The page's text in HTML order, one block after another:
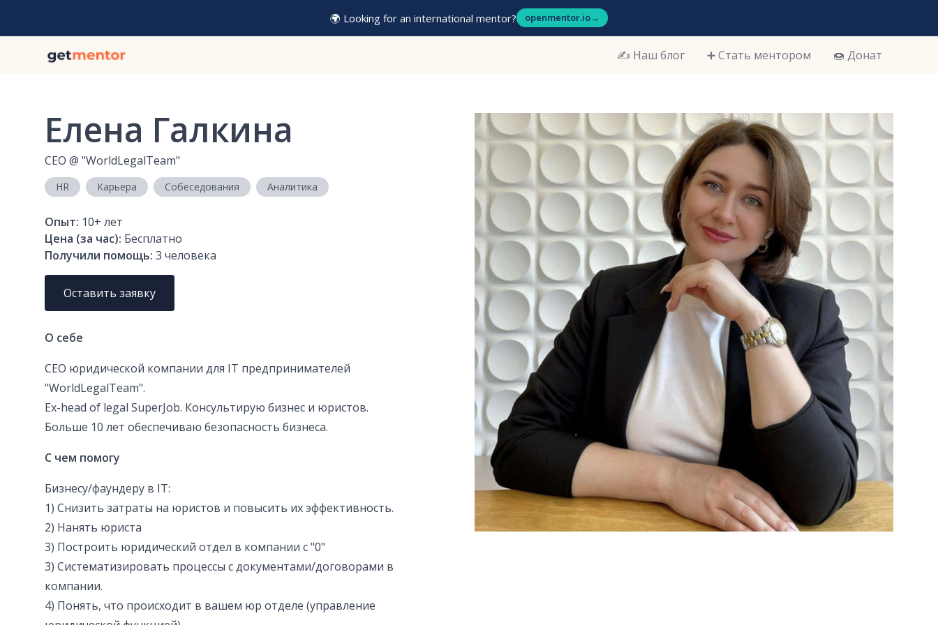
🌍 Looking for an international mentor? openmentor.io→
✍️ Наш блог ➕ Стать ментором 🍩 Донат
Елена Галкина
СЕО @ "WorldLegalTeam"
HR Карьера Собеседования Аналитика
Опыт: 10+ лет
Цена (за час): Бесплатно
Получили помощь: 3 человека
Оставить заявку
О себе
CEO юридической компании для IT предпринимателей
"WorldLegalTeam".
Ex-head of legal SuperJob. Консультирую бизнес и юристов.
Больше 10 лет обеспечиваю безопасность бизнеса.
С чем помогу
Бизнесу/фаундеру в IT:
1) Снизить затраты на юристов и повысить их эффективность.
2) Нанять юриста
3) Построить юридический отдел в компании с "0"
3) Систематизировать процессы с документами/договорами в
компании.
4) Понять, что происходит в вашем юр отделе (управление